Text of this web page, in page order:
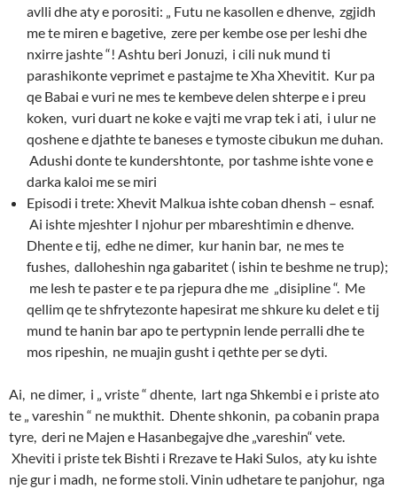
avlli dhe aty e porositi: „ Futu ne kasollen e dhenve, zgjidh
me te miren e bagetive, zere per kembe ose per leshi dhe
nxirre jashte “! Ashtu beri Jonuzi, i cili nuk mund ti
parashikonte veprimet e pastajme te Xha Xhevitit. Kur pa
qe Babai e vuri ne mes te kembeve delen shterpe e i preu
koken, vuri duart ne koke e vajti me vrap tek i ati, i ulur ne
qoshene e djathte te baneses e tymoste cibukun me duhan.
Adushi donte te kundershtonte, por tashme ishte vone e
darka kaloi me se miri
Episodi i trete: Xhevit Malkua ishte coban dhensh – esnaf.
Ai ishte mjeshter I njohur per mbareshtimin e dhenve.
Dhente e tij, edhe ne dimer, kur hanin bar, ne mes te
fushes, dalloheshin nga gabaritet ( ishin te beshme ne trup);
me lesh te paster e te pa rjepura dhe me „disipline “. Me
qellim qe te shfrytezonte hapesirat me shkure ku delet e tij
mund te hanin bar apo te pertypnin lende perralli dhe te
mos ripeshin, ne muajin gusht i qethte per se dyti.
Ai, ne dimer, i „ vriste “ dhente, lart nga Shkembi e i priste ato
te „ vareshin “ ne mukthit. Dhente shkonin, pa cobanin prapa
tyre, deri ne Majen e Hasanbegajve dhe „vareshin“ vete.
Xheviti i priste tek Bishti i Rrezave te Haki Sulos, aty ku ishte
nje gur i madh, ne forme stoli. Vinin udhetare te panjohur, nga